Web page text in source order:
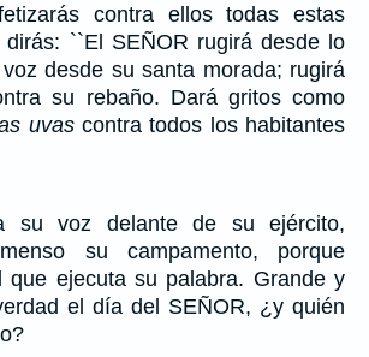
contra ellos todas estas
``El SEÑOR rugirá desde lo
desde su santa morada; rugirá
su rebaño. Dará gritos como
uvascontra todos los habitantes
su voz delante de su ejército,
su campamento, porque
que ejecuta su palabra. Grande y
el día del SEÑOR, ¿y quién